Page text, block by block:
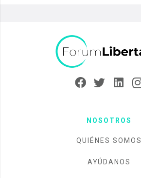
NOSOTROS
QUIÉNES SOMOS
AYÚDANOS